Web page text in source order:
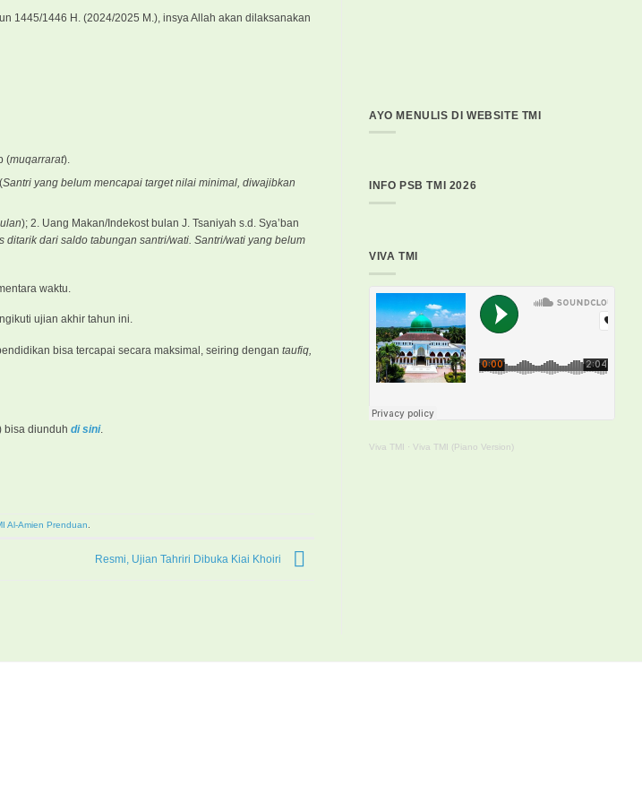
1445/1446 Η. (2024/2025 M.), insya Allah akan dilaksanakan
(muqarrarat).
Santri yang belum mencapai target nilai minimal, diwajibkan
); 2. Uang Makan/Indekost bulan J. Tsaniyah s.d. Sya’ban
ditarik dari saldo tabungan santri/wati. Santri/wati yang belum
waktu.
ujian akhir tahun ini.
bisa tercapai secara maksimal, seiring dengan taufiq,
bisa diunduh di sini.
Al-Amien Prenduan.
Resmi, Ujian Tahriri Dibuka Kiai Khoiri
AYO MENULIS DI WEBSITE TMI
INFO PSB TMI 2026
VIVA TMI
Viva TMI · Viva TMI (Piano Version)